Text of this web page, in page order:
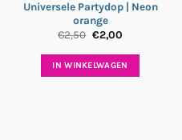
Universele Partydop | Neon
orange
€2,50 Oorspronkelijke
was:
€2,50.
€2,00Huidige
is:
€2,00.
IN WINKELWAGEN